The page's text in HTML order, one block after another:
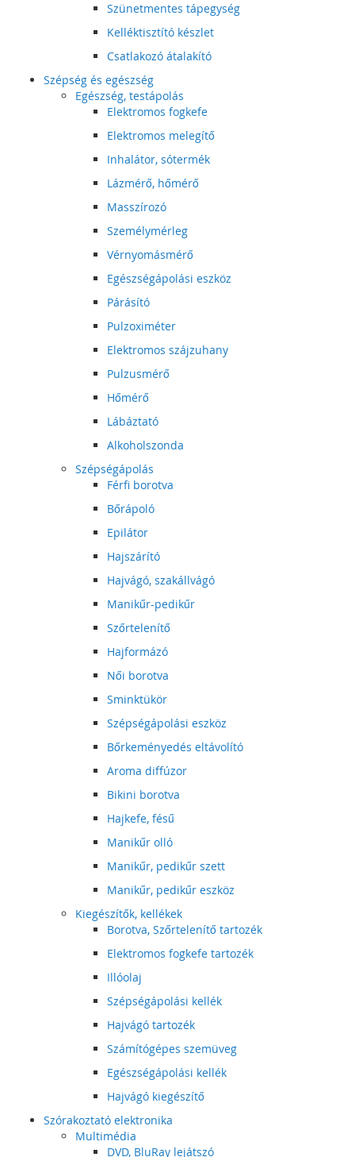
Szünetmentes tápegység
Kelléktisztító készlet
Csatlakozó átalakító
Szépség és egészség
Egészség, testápolás
Elektromos fogkefe
Elektromos melegítő
Inhalátor, sótermék
Lázmérő, hőmérő
Masszírozó
Személymérleg
Vérnyomásmérő
Egészségápolási eszköz
Párásító
Pulzoximéter
Elektromos szájzuhany
Pulzusmérő
Hőmérő
Lábáztató
Alkoholszonda
Szépségápolás
Férfi borotva
Bőrápoló
Epilátor
Hajszárító
Hajvágó, szakállvágó
Manikűr-pedikűr
Szőrtelenítő
Hajformázó
Női borotva
Sminktükör
Szépségápolási eszköz
Bőrkeményedés eltávolító
Aroma diffúzor
Bikini borotva
Hajkefe, fésű
Manikűr olló
Manikűr, pedikűr szett
Manikűr, pedikűr eszköz
Kiegészítők, kellékek
Borotva, Szőrtelenítő tartozék
Elektromos fogkefe tartozék
Illóolaj
Szépségápolási kellék
Hajvágó tartozék
Számítógépes szemüveg
Egészségápolási kellék
Hajvágó kiegészítő
Szórakoztató elektronika
Multimédia
DVD, BluRay lejátszó